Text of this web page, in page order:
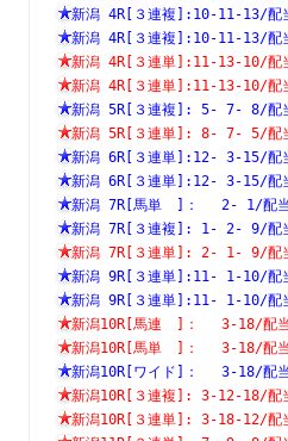
新潟 4R[３連複]:10-
新潟 4R[３連複]:10-
新潟 4R[３連単]:11-
新潟 4R[３連単]:11-
新潟 5R[３連複]: 5- 7-
新潟 5R[３連単]: 8- 7-
新潟 6R[３連単]:12-
新潟 6R[３連単]:12- 3-
新潟 7R[馬単　]：　
新潟 7R[３連複]: 1-
新潟 7R[３連単]: 2-
新潟 9R[３連単]:11- 1-10/配
新潟 9R[３連単]:11- 1-10/配
新潟10R[馬連　]：　 3-18/
新潟10R[馬単　]：　 3-18/
新潟10R[ワイド]：　 3-18/
新潟10R[３連複]: 3-12-18/
新潟10R[３連単]: 3-18-12/